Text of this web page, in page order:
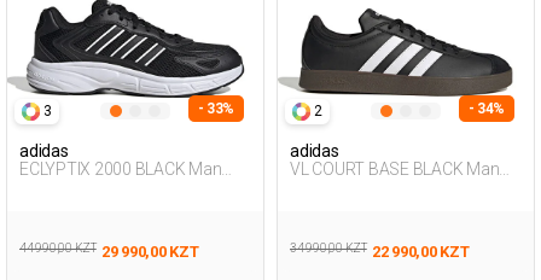
3 - 33%
adidas
ECLYPTIX 2000 BLACK Man
44 990,00 KZT 29 990,00 KZT
2 - 34%
adidas
VL COURT BASE BLACK Man
34 990,00 KZT 22 990,00 KZT